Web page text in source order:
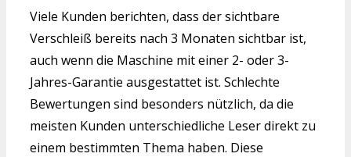
Viele Kunden berichten, dass der sichtbare
Verschleiß bereits nach 3 Monaten sichtbar ist,
auch wenn die Maschine mit einer 2- oder 3-
Jahres-Garantie ausgestattet ist. Schlechte
Bewertungen sind besonders nützlich, da die
meisten Kunden unterschiedliche Leser direkt zu
einem bestimmten Thema haben. Diese